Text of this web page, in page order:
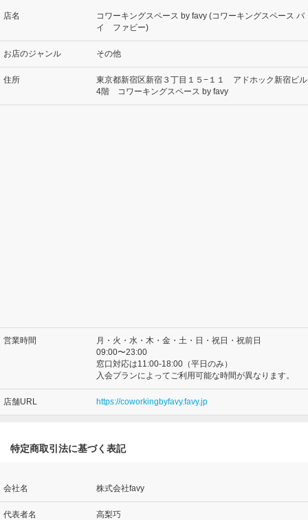
店名
コワーキングスペース by favy (コワーキングスペース バ
イ ファビー)
お店のジャンル その他
住所
東京都新宿区新宿３丁目１５−１１ アドホック新宿ビル
4階 コワーキングスペース by favy
営業時間
月・火・水・木・金・土・日・祝日・祝前日
09:00〜23:00
窓口対応は11:00-18:00（平日のみ）
入会プランによってご利用可能な時間が異なります。
店舗URL https://coworkingbyfavy.favy.jp
特定商取引法に基づく表記
会社名 株式会社favy
代表者名 高梨巧